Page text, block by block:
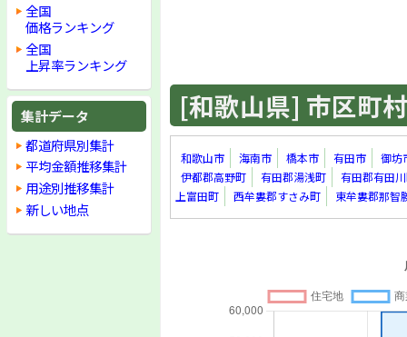
全国
価格ランキング
全国
上昇率ランキング
集計データ
都道府県別集計
平均金額推移集計
用途別推移集計
新しい地点
[和歌山県] 市区町
和歌山市 海南市 橋本市 有田市
御坊
伊都郡高野町
有田郡湯浅町
有田郡有田
上富田町
西牟婁郡すさみ町 東牟婁郡那智